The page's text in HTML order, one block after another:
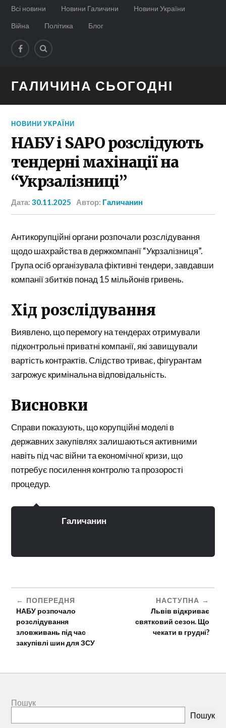
Всі новини Новини Галичини
Новини України
Війна
Політика Блог
ГАЛИЧИНА СЬОГОДНІ
НОВИНИ УКРАЇНИ
НАБУ і SAPO розслідують
тендерні махінації на
“Укрзалізниці”
Дата:30.11.2025 Автор: Галичанин
Антикорупційні органи розпочали розслідування
щодо шахрайства в держкомпанії “Укрзалізниця”.
Група осіб організувала фіктивні тендери, завдавши
компанії збитків понад 15 мільйонів гривень.
Хід розслідування
Виявлено, що перемогу на тендерах отримували
підконтрольні приватні компанії, які завищували
вартість контрактів. Слідство триває, фігурантам
загрожує кримінальна відповідальність.
Висновки
Справи показують, що корупційні моделі в
державних закупівлях залишаються активними
навіть під час війни та економічної кризи, що
потребує посилення контролю та прозорості
процедур.
Галичанин
ПОПЕРЕДНЯ
НАБУ розпочало
розслідування
зловживань під час
закупівлі шин для ЗСУ
НАСТУПНА
Львів відкриває
святковий сезон. Що
чекати в грудні?
Пошук
Пошук